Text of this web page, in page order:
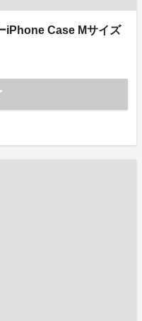
iPhone Case Mサイズ